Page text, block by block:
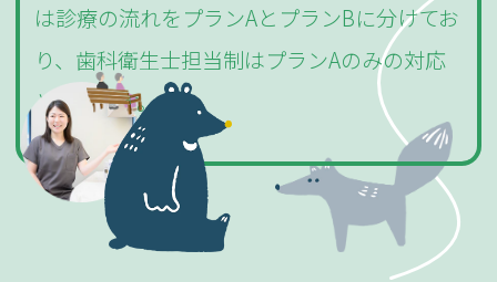
は診療の流れをプランAとプランBに分けてお
り、歯科衛生士担当制はプランAのみの対応
となります。